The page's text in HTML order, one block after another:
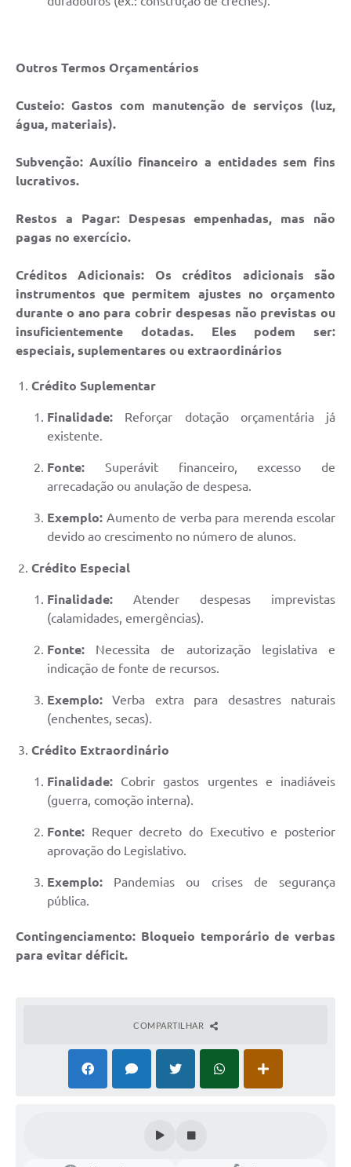
Outros Termos Orçamentários
Custeio: Gastos com manutenção de serviços (luz,
água, materiais).
Subvenção: Auxílio financeiro a entidades sem fins
lucrativos.
Restos a Pagar:Despesas empenhadas, mas não
pagas no exercício.
Créditos Adicionais: Os créditos adicionais são
instrumentos que permitem ajustes no orçamento
durante o ano para cobrir despesas não previstas ou
insuficientemente dotadas. Eles podem ser:
especiais, suplementares ou extraordinários
Crédito Suplementar
Finalidade: Reforçar dotação orçamentária já
existente.
Fonte: Superávit financeiro, excesso de
arrecadação ou anulação de despesa.
Exemplo: Aumento de verba para merenda escolar
devido ao crescimento no número de alunos.
Crédito Especial
Finalidade: Atender despesas imprevistas
(calamidades, emergências).
Fonte: Necessita de autorização legislativa e
indicação de fonte de recursos.
Exemplo: Verba extra para desastres naturais
(enchentes, secas).
Crédito Extraordinário
Finalidade: Cobrir gastos urgentes e inadiáveis
(guerra, comoção interna).
Fonte: Requer decreto do Executivo e posterior
aprovação do Legislativo.
Exemplo: Pandemias ou crises de segurança
pública.
Contingenciamento: Bloqueio temporário de verbas
para evitar déficit.
COMPARTILHAR